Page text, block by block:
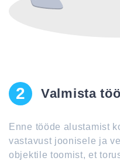
2 Valmista
Enne tööde alustamist
vastavust joonisele ja
objektile toomist, et